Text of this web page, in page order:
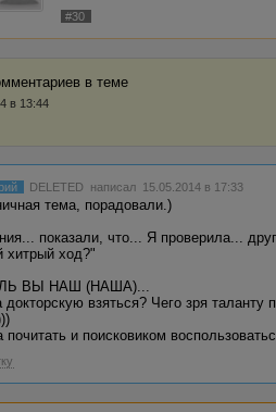
#30
в темe
в 13:44
DELETED написал 15.05.2014 в 17:33
тема, порадовали.)
показали, что... Я проверила...
хитрый ход?"
ВЫ НАШ (НАША)...
взяться? Чего зря таланту
и поисковиком